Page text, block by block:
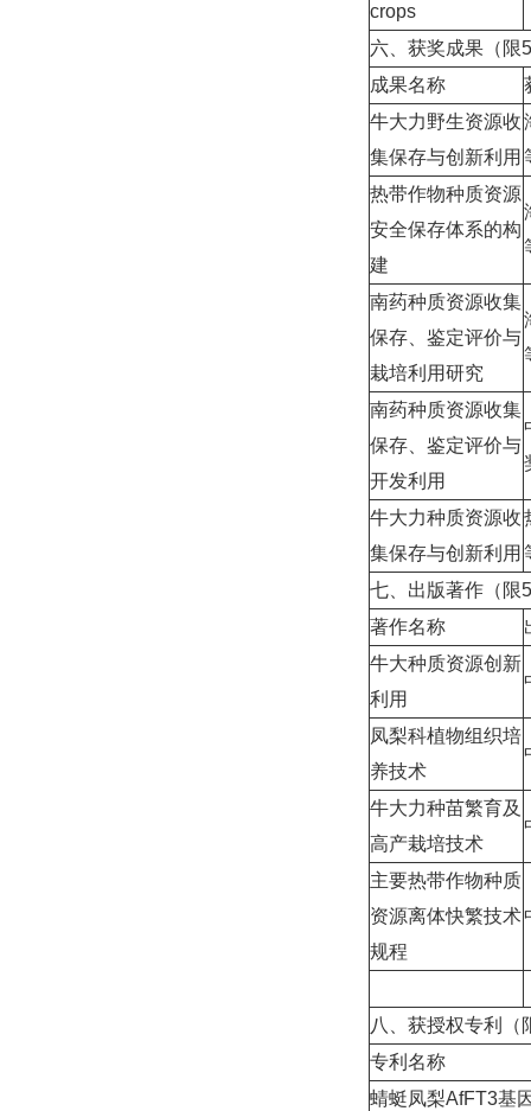
crops
六、获奖成果（限
成果名称
牛大力野生资源收
集保存与创新利用
热带作物种质资源
安全保存体系的构
建
南药种质资源收集
保存、鉴定评价与
栽培利用研究
南药种质资源收集
保存、鉴定评价与
开发利用
牛大力种质资源收
集保存与创新利用
七、出版著作（限
著作名称
牛大种质资源创新
利用
凤梨科植物组织培
养技术
牛大力种苗繁育及
高产栽培技术
主要热带作物种质
资源离体快繁技术
规程
八、获授权专利（
专利名称
蜻蜓凤梨AfFT3基